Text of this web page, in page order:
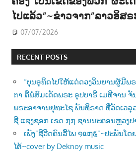
ໄປແລ້ວ”~ຂ່າວຈາກ”ລາວອິສ
07/07/2026
RECENT POSTS
“ບຸນອຸທິດໄປໃຫ້ແດ່ດວງວິນຍານຜູ້ມີພ
ຕາ ຄືພໍ່ສົມເດັດພຣະ ອຸປບາຣີ ເມທີຈານ ຈັ
ພຣະອາຈານຢຸທະໄຊ ພັນທິຣາດ ທີ່ວັດເວລຸ
ຊີ ແຊງຊອກ ເຂດ ໗໗ ຊານນະຄອນຫຼວງປ
ເພັງ”ຊີວີດຄົນລີ້ໄພ ໑໙໗໕”~ປະພັນໂດ
ໄຕ້~cover by Deknoy music